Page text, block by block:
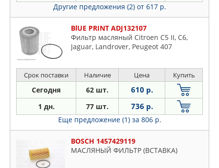
Другие предложения (2) от 617 р.
BlUE PRINT ADJ132107
Фильтр масляный Citroen C5 II, C6,
Jaguar, Landrover, Peugeot 407
Срок поставки Наличие Цена Купить
Сегодня 62 шт. 610 р.
1 дн. 77 шт. 736 р.
Еще предложение (1) за 806 р.
BOSCH 1457429119
МАСЛЯНЫЙ ФИЛЬТР (ВСТАВКА)